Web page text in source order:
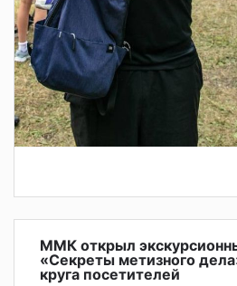
ММК открыл
«Секреты метизного
круга посетителей